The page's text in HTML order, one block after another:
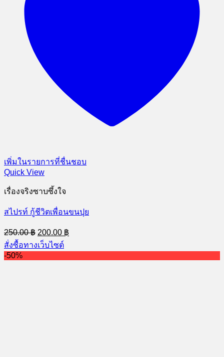
เพิ่มในรายการที่ชื่นชอบ
Quick View
เรื่องจริงซาบซึ้งใจ
สไปรท์ กู้ชีวิตเพื่อนขนปุย
250.00฿ Original
price
was:
250.00 ฿.
200.00 ฿
price
200.00 ฿.
สั่งซื้อทางเว็บไซต์
-50%